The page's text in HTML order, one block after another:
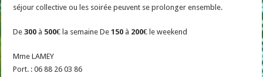
séjour collective ou les soirée peuvent se prolonger ensemble.
De300 à 500€ la semaine De150 à 200€ le weekend
Mme LAMEY
Port. : 06 88 26 03 86